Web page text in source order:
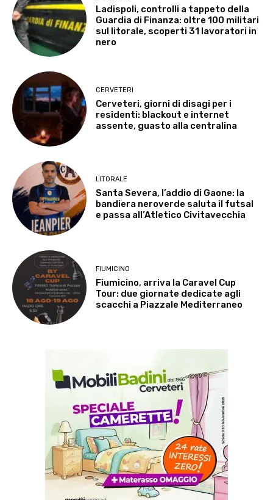
Ladispoli, controlli a tappeto della
Guardia di Finanza: oltre 100 militari
sul litorale, scoperti 31 lavoratori in
nero
CERVETERI
Cerveteri, giorni di disagi per i
residenti: blackout e internet
assente, guasto alla centralina
LITORALE
Santa Severa, l’addio di Gaone: la
bandiera neroverde saluta il futsal
e passa all’Atletico Civitavecchia
FIUMICINO
Fiumicino, arriva la Caravel Cup
Tour: due giornate dedicate agli
scacchi a Piazzale Mediterraneo